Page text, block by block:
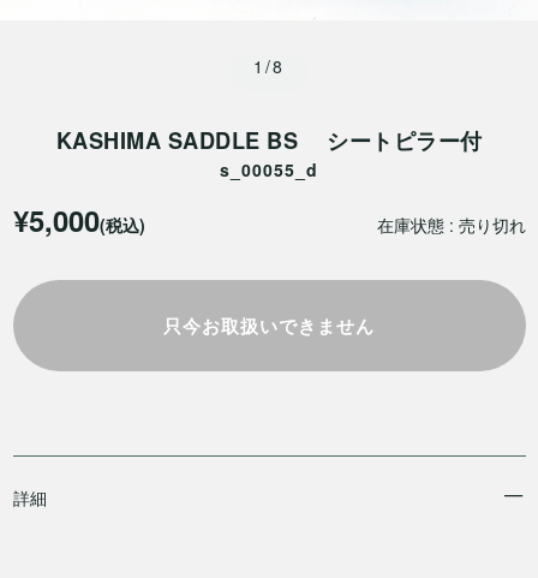
1/8
KASHIMA SADDLE BS シートピラー付
s_00055_d
在庫状態 : 売り切れ
¥5,000(税込)
只今お取扱いできません
詳細